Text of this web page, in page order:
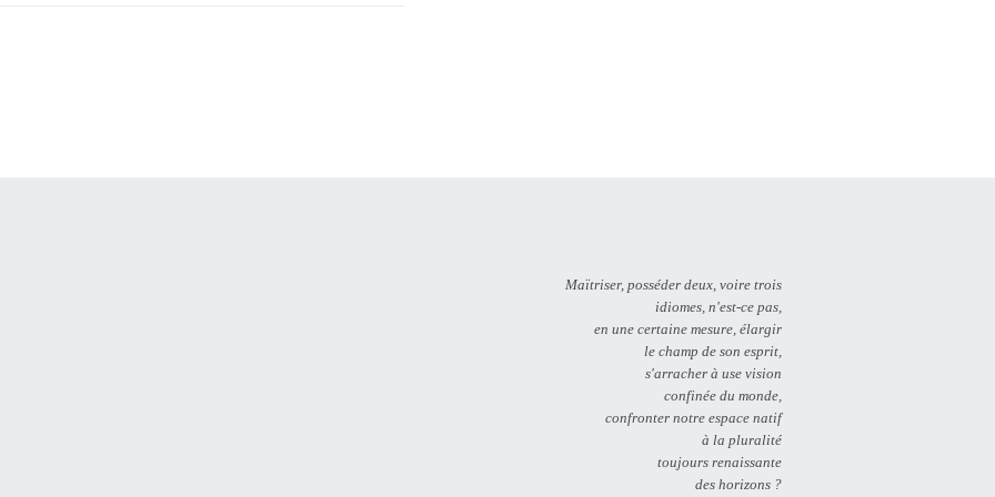
Maïtriser, posséder deux, voire trois
idiomes, n'est-ce pas,
en une certaine mesure, élargir
le champ de son esprit,
s'arracher à use vision
confinée du monde,
confronter notre espace natif
à la pluralité
toujours renaissante
des horizons ?